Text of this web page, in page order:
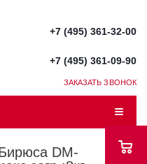
+7 (495) 361-32-00
+7 (495) 361-09-90
ЗАКАЗАТЬ ЗВОНОК
DM-